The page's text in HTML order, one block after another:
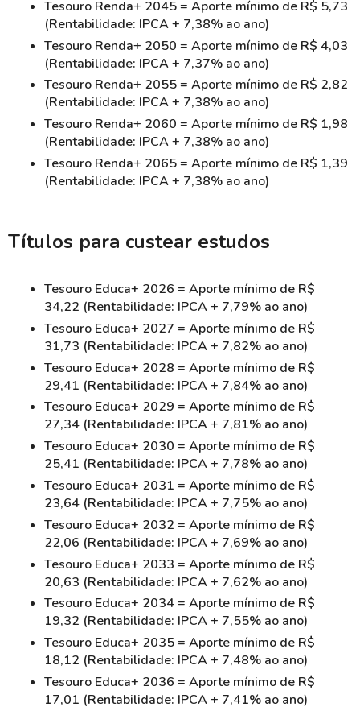
Tesouro Renda+ 2045 = Aporte mínimo de R$ 5,73
(Rentabilidade: IPCA + 7,38% ao ano)
Tesouro Renda+ 2050 = Aporte mínimo de R$ 4,03
(Rentabilidade: IPCA + 7,37% ao ano)
Tesouro Renda+ 2055 = Aporte mínimo de R$ 2,82
(Rentabilidade: IPCA + 7,38% ao ano)
Tesouro Renda+ 2060 = Aporte mínimo de R$ 1,98
(Rentabilidade: IPCA + 7,38% ao ano)
Tesouro Renda+ 2065 = Aporte mínimo de R$ 1,39
(Rentabilidade: IPCA + 7,38% ao ano)
Títulos para custear estudos
Tesouro Educa+ 2026 = Aporte mínimo de R$
34,22 (Rentabilidade: IPCA + 7,79% ao ano)
Tesouro Educa+ 2027 = Aporte mínimo de R$
31,73 (Rentabilidade: IPCA + 7,82% ao ano)
Tesouro Educa+ 2028 = Aporte mínimo de R$
29,41 (Rentabilidade: IPCA + 7,84% ao ano)
Tesouro Educa+ 2029 = Aporte mínimo de R$
27,34 (Rentabilidade: IPCA + 7,81% ao ano)
Tesouro Educa+ 2030 = Aporte mínimo de R$
25,41 (Rentabilidade: IPCA + 7,78% ao ano)
Tesouro Educa+ 2031 = Aporte mínimo de R$
23,64 (Rentabilidade: IPCA + 7,75% ao ano)
Tesouro Educa+ 2032 = Aporte mínimo de R$
22,06 (Rentabilidade: IPCA + 7,69% ao ano)
Tesouro Educa+ 2033 = Aporte mínimo de R$
20,63 (Rentabilidade: IPCA + 7,62% ao ano)
Tesouro Educa+ 2034 = Aporte mínimo de R$
19,32 (Rentabilidade: IPCA + 7,55% ao ano)
Tesouro Educa+ 2035 = Aporte mínimo de R$
18,12 (Rentabilidade: IPCA + 7,48% ao ano)
Tesouro Educa+ 2036 = Aporte mínimo de R$
17,01 (Rentabilidade: IPCA + 7,41% ao ano)